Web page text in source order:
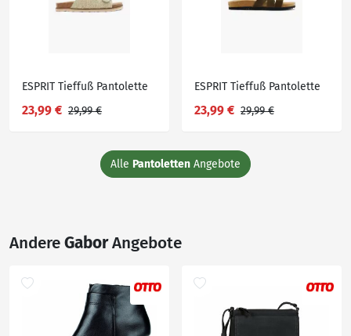
ESPRIT Tieffuß Pantolette
23,99 € 29,99 €
ESPRIT Tieffuß Pantolette
23,99 € 29,99 €
Alle Pantoletten Angebote
Andere GaborAngebote